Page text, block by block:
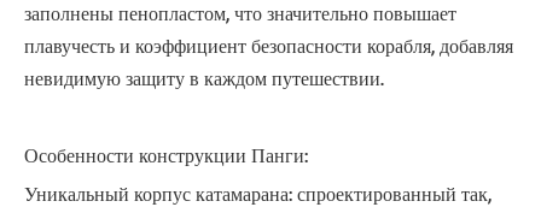
заполнены пенопластом, что значительно повышает
плавучесть и коэффициент безопасности корабля, добавляя
невидимую защиту в каждом путешествии.
Особенности конструкции Панги:
Уникальный корпус катамарана: спроектированный так,